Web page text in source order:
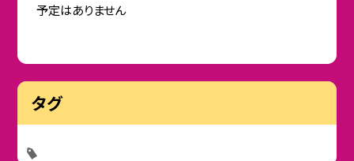
予定はありません
タグ